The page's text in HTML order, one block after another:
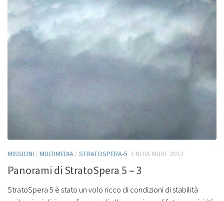
MISSIONI /MULTIMEDIA /STRATOSPERA-5 1 NOVEMBRE 2012
Panorami di StratoSpera 5 – 3
StratoSpera 5 è stato un volo ricco di condizioni di stabilità